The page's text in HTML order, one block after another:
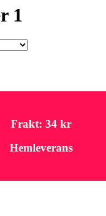
1
Frakt: 34 kr
Hemleverans